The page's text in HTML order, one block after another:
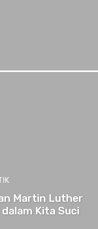
Martin Luther
dalam Kita Suci